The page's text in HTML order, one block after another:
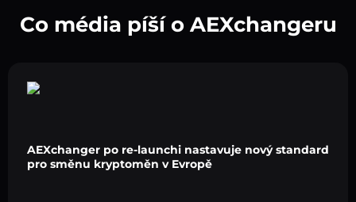
Co média píší o AEXchangeru
AEXchanger po re-launchi nastavuje nový standard
pro směnu kryptoměn v Evropě